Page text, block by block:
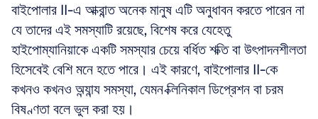
বাইপোলার II-এ আক্রান্ত অনেক মানুষ এটি অনুধাবন করতে পারেন না
যে তাদের এই সমস্যাটি রয়েছে, বিশেষ করে যেহেতু
হাইপোম্যানিয়াকে একটি সমস্যার চেয়ে বর্ধিত শক্তি বা উৎপাদনশীলতা
হিসেবেই বেশি মনে হতে পারে। এই কারণে, বাইপোলার II-কে
কখনও কখনও অন্যান্য সমস্যা, যেমন ক্লিনিকাল ডিপ্রেশন বা চরম
বিষণ্ণতা বলে ভুল করা হয়।